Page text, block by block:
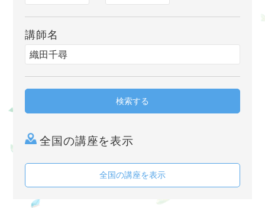
講師名
検索する
全国の講座を表示
全国の講座を表示